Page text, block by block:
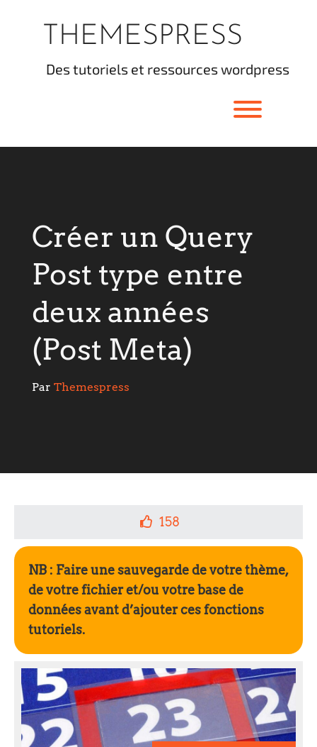
THEMESPRESS
des tutoriels et ressources wordpress
Créer un Query
Post type entre
deux années
(Post Meta)
Par Themespress
158
NB : Faire une sauvegarde de votre thème,
de votre fichier et/ou votre base de
données avant d’ajouter ces fonctions
tutoriels.